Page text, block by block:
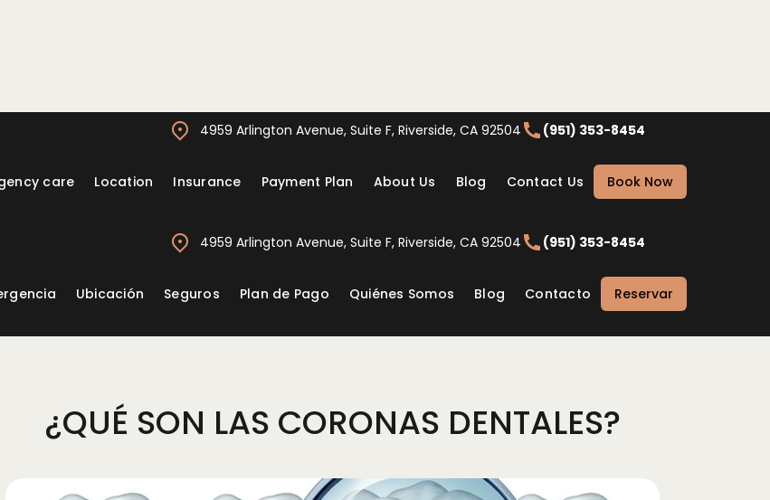
4959 Arlington Avenue, Suite F, Riverside, CA 92504 (951) 353-8454
care Location Insurance Payment Plan About Us Blog Contact Us Book Now
4959 Arlington Avenue, Suite F, Riverside, CA 92504 (951) 353-8454
Ubicación Seguros Plan de Pago Quiénes Somos Blog Contacto Reservar
Coronas
¿QUÉ SON LAS CORONAS DENTALES?